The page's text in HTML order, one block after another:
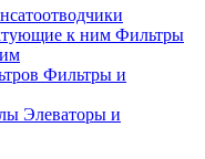
Фильтры
Фильтры и
Элеваторы и